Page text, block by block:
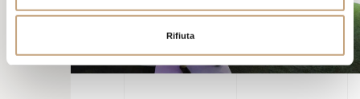
Rifiuta